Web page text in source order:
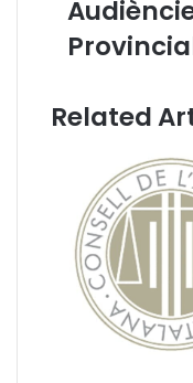
e
n
o
f
o
Related